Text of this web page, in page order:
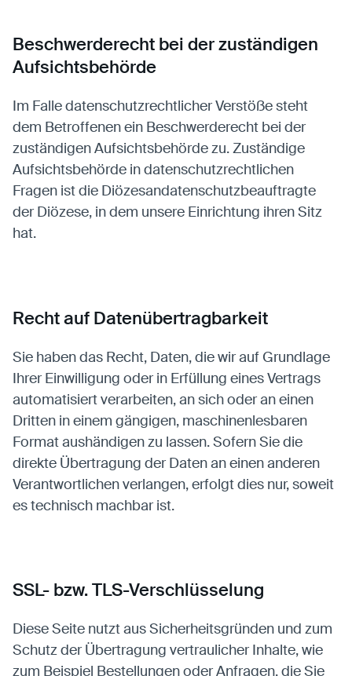
Beschwerderecht bei der zuständigen
Aufsichtsbehörde
Im Falle datenschutzrechtlicher Verstöße steht
dem Betroffenen ein Beschwerderecht bei der
zuständigen Aufsichtsbehörde zu. Zuständige
Aufsichtsbehörde in datenschutzrechtlichen
Fragen ist die Diözesandatenschutzbeauftragte
der Diözese, in dem unsere Einrichtung ihren Sitz
hat.
Recht auf Datenübertragbarkeit
Sie haben das Recht, Daten, die wir auf Grundlage
Ihrer Einwilligung oder in Erfüllung eines Vertrags
automatisiert verarbeiten, an sich oder an einen
Dritten in einem gängigen, maschinenlesbaren
Format aushändigen zu lassen. Sofern Sie die
direkte Übertragung der Daten an einen anderen
Verantwortlichen verlangen, erfolgt dies nur, soweit
es technisch machbar ist.
SSL- bzw. TLS-Verschlüsselung
Diese Seite nutzt aus Sicherheitsgründen und zum
Schutz der Übertragung vertraulicher Inhalte, wie
zum Beispiel Bestellungen oder Anfragen, die Sie